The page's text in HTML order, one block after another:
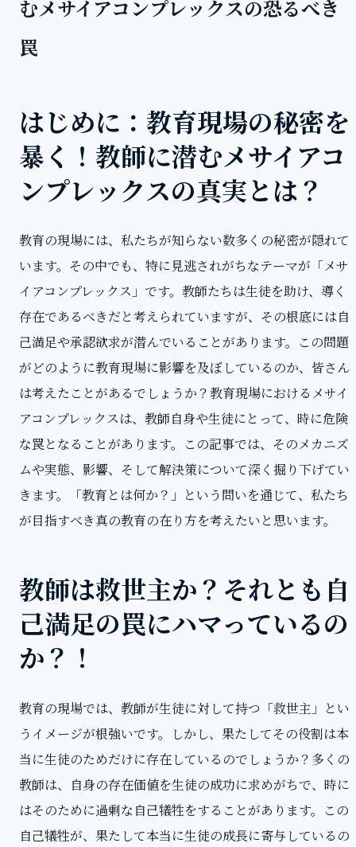
むメサイアコンプレックスの恐るべき
罠
はじめに：教育現場の秘密を
暴く！教師に潜むメサイアコ
ンプレックスの真実とは？
教育の現場には、私たちが知らない数多くの秘密が隠れて
います。その中でも、特に見逃されがちなテーマが「メサ
イアコンプレックス」です。教師たちは生徒を助け、導く
存在であるべきだと考えられていますが、その根底には自
己満足や承認欲求が潜んでいることがあります。この問題
がどのように教育現場に影響を及ぼしているのか、皆さん
は考えたことがあるでしょうか？教育現場におけるメサイ
アコンプレックスは、教師自身や生徒にとって、時に危険
な罠となることがあります。この記事では、そのメカニズ
ムや実態、影響、そして解決策について深く掘り下げてい
きます。「教育とは何か？」という問いを通じて、私たち
が目指すべき真の教育の在り方を考えたいと思います。
教師は救世主か？それとも自
己満足の罠にハマっているの
か？！
教育の現場では、教師が生徒に対して持つ「救世主」とい
うイメージが根強いです。しかし、果たしてその役割は本
当に生徒のためだけに存在しているのでしょうか？多くの
教師は、自身の存在価値を生徒の成功に求めがちで、時に
はそのために過剰な自己犠牲をすることがあります。この
自己犠牲が、果たして本当に生徒の成長に寄与しているの